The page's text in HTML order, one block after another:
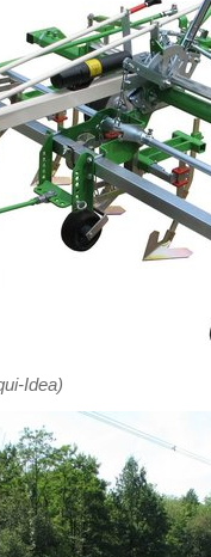
Idea)